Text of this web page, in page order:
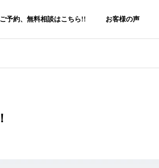
ご予約、無料相談はこちら!! お客様の声